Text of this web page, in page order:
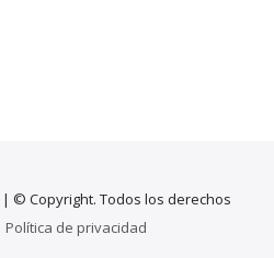
| © Copyright. Todos los derechos
Política de privacidad